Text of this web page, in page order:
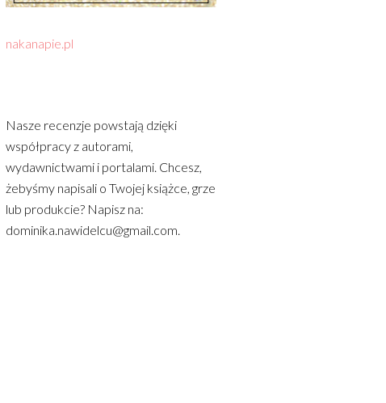
nakanapie.pl
Nasze recenzje powstają dzięki
współpracy z autorami,
wydawnictwami i portalami. Chcesz,
żebyśmy napisali o Twojej książce, grze
lub produkcie? Napisz na:
dominika.nawidelcu@gmail.com.